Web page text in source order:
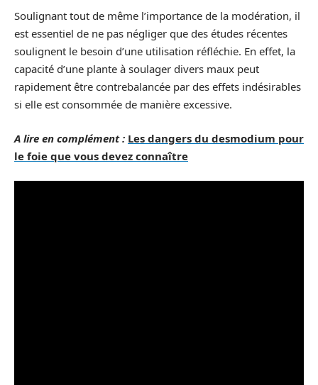
Soulignant tout de même l’importance de la modération, il
est essentiel de ne pas négliger que des études récentes
soulignent le besoin d’une utilisation réfléchie. En effet, la
capacité d’une plante à soulager divers maux peut
rapidement être contrebalancée par des effets indésirables
si elle est consommée de manière excessive.
A lire en complément : Les dangers du desmodium pour
le foie que vous devez connaître